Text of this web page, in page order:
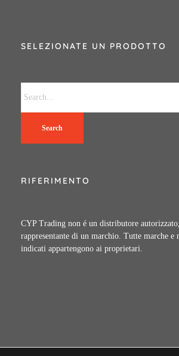
SELEZIONATE UN PRODOTTO
Search
RIFERIMENTO
CYP Trading non é un distributore
rappresentante di un marchio. Tutte marche
indicati appartengono ai proprietari.